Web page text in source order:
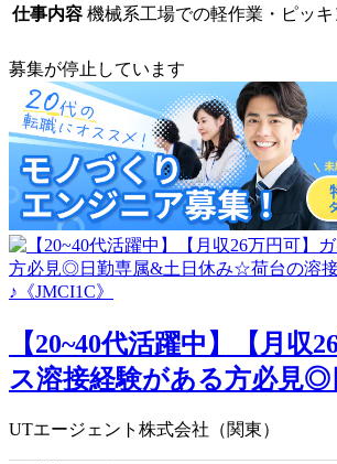
仕事内容 機械系工場での軽作業・ピッキ
募集が停止しています
【20~40代活躍中】【月収
ス溶接経験がある方必見◎
UTエージェント株式会社（関東）